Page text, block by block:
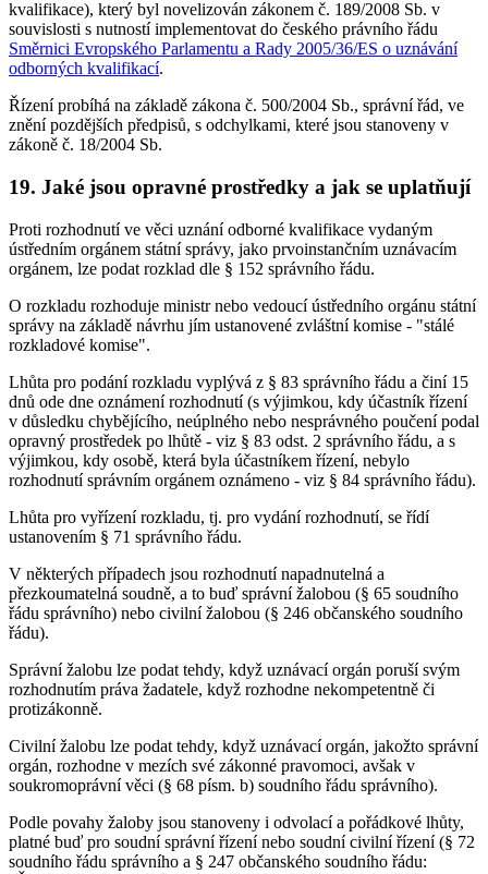
kvalifikace), který byl novelizován zákonem č. 189/2008 Sb. v
souvislosti s nutností implementovat do českého právního řádu
Směrnici Evropského Parlamentu a Rady 2005/36/ES o uznávání
odborných kvalifikací.
Řízení probíhá na základě zákona č. 500/2004 Sb., správní řád, ve
znění pozdějších předpisů, s odchylkami, které jsou stanoveny v
zákoně č. 18/2004 Sb.
19. Jaké jsou opravné prostředky a jak se uplatňují
Proti rozhodnutí ve věci uznání odborné kvalifikace vydaným
ústředním orgánem státní správy, jako prvoinstančním uznávacím
orgánem, lze podat rozklad dle § 152 správního řádu.
O rozkladu rozhoduje ministr nebo vedoucí ústředního orgánu státní
správy na základě návrhu jím ustanovené zvláštní komise - "stálé
rozkladové komise".
Lhůta pro podání rozkladu vyplývá z § 83 správního řádu a činí 15
dnů ode dne oznámení rozhodnutí (s výjimkou, kdy účastník řízení
v důsledku chybějícího, neúplného nebo nesprávného poučení podal
opravný prostředek po lhůtě - viz § 83 odst. 2 správního řádu, a s
výjimkou, kdy osobě, která byla účastníkem řízení, nebylo
rozhodnutí správním orgánem oznámeno - viz § 84 správního řádu).
Lhůta pro vyřízení rozkladu, tj. pro vydání rozhodnutí, se řídí
ustanovením § 71 správního řádu.
V některých případech jsou rozhodnutí napadnutelná a
přezkoumatelná soudně, a to buď správní žalobou (§ 65 soudního
řádu správního) nebo civilní žalobou (§ 246 občanského soudního
řádu).
Správní žalobu lze podat tehdy, když uznávací orgán poruší svým
rozhodnutím práva žadatele, když rozhodne nekompetentně či
protizákonně.
Civilní žalobu lze podat tehdy, když uznávací orgán, jakožto správní
orgán, rozhodne v mezích své zákonné pravomoci, avšak v
soukromoprávní věci (§ 68 písm. b) soudního řádu správního).
Podle povahy žaloby jsou stanoveny i odvolací a pořádkové lhůty,
platné buď pro soudní správní řízení nebo soudní civilní řízení (§ 72
soudního řádu správního a § 247 občanského soudního řádu: